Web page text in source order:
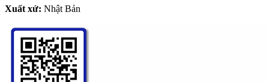
Xuất xứ: Nhật Bản